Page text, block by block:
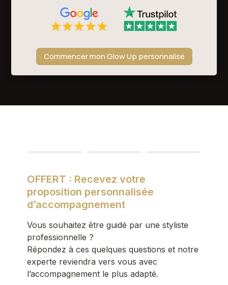
Commencer mon Glow Up personnalisé